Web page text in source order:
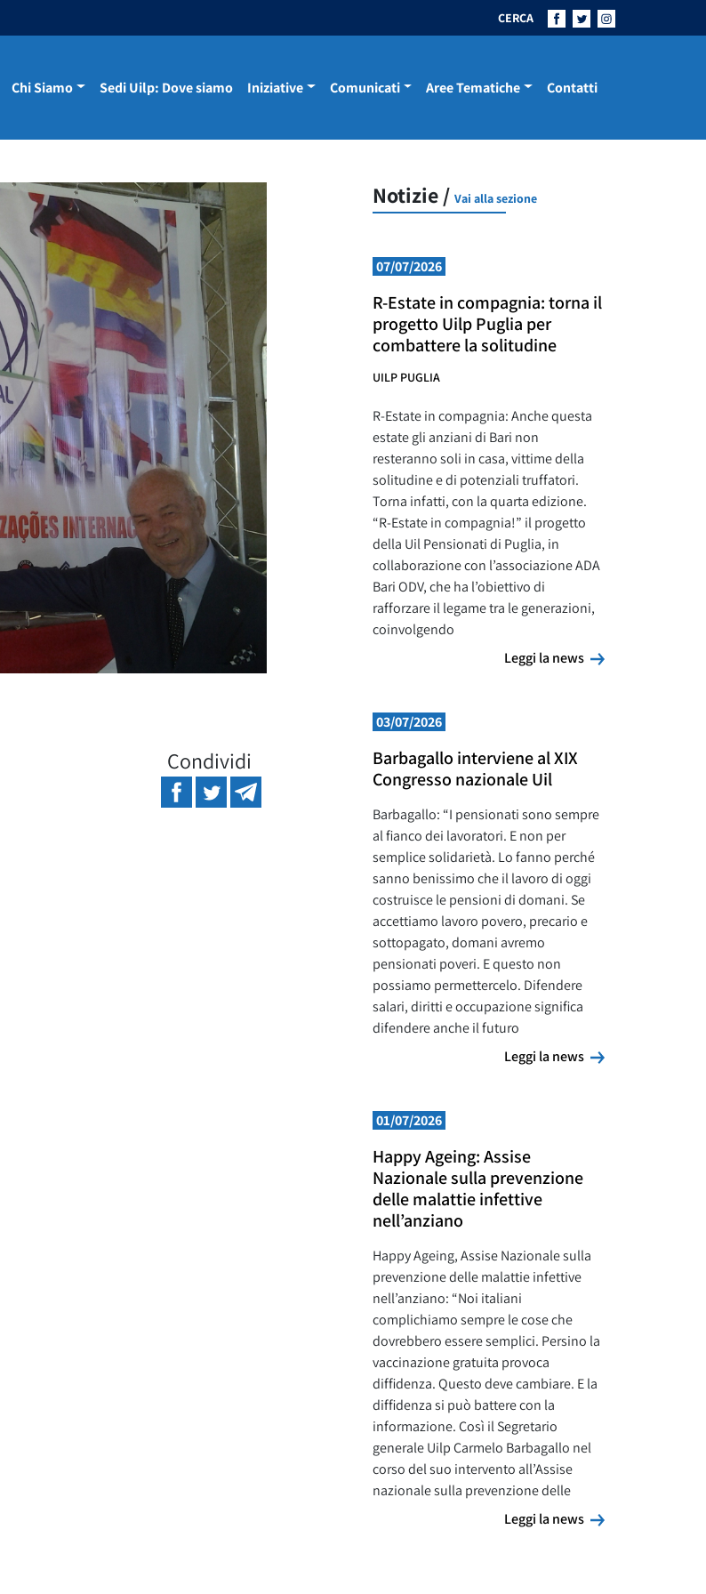
CERCA
Chi Siamo Sedi Uilp: Dove siamo Iniziative Comunicati Aree Tematiche Contatti
Condividi
Notizie / Vai alla sezione
07/07/2026
R-Estate in compagnia: torna il
progetto Uilp Puglia per
combattere la solitudine
UILP PUGLIA
R-Estate in compagnia: Anche questa
estate gli anziani di Bari non
resteranno soli in casa, vittime della
solitudine e di potenziali truffatori.
Torna infatti, con la quarta edizione.
“R-Estate in compagnia!” il progetto
della Uil Pensionati di Puglia, in
collaborazione con l’associazione ADA
Bari ODV, che ha l’obiettivo di
rafforzare il legame tra le generazioni,
coinvolgendo
Leggi la news
Leggi la news
03/07/2026
Barbagallo interviene al XIX
Congresso nazionale Uil
Barbagallo: “I pensionati sono sempre
al fianco dei lavoratori. E non per
semplice solidarietà. Lo fanno perché
sanno benissimo che il lavoro di oggi
costruisce le pensioni di domani. Se
accettiamo lavoro povero, precario e
sottopagato, domani avremo
pensionati poveri. E questo non
possiamo permettercelo. Difendere
salari, diritti e occupazione significa
difendere anche il futuro
Leggi la news
Leggi la news
01/07/2026
Happy Ageing: Assise
Nazionale sulla prevenzione
delle malattie infettive
nell’anziano
Happy Ageing, Assise Nazionale sulla
prevenzione delle malattie infettive
nell’anziano: “Noi italiani
complichiamo sempre le cose che
dovrebbero essere semplici. Persino la
vaccinazione gratuita provoca
diffidenza. Questo deve cambiare. E la
diffidenza si può battere con la
informazione. Così il Segretario
generale Uilp Carmelo Barbagallo nel
corso del suo intervento all’Assise
nazionale sulla prevenzione delle
Leggi la news
Leggi la news